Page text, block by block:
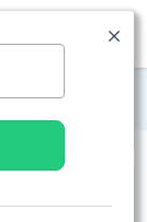
MENU
Neste